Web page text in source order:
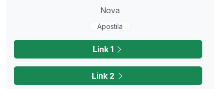
Nova
Apostila
Link 1
Link 2